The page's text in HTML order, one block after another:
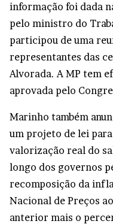
informação foi dada
pelo ministro do
participou de uma
representantes das
Alvorada. A MP tem
aprovada pelo
Marinho também
um projeto de lei
valorização real do
longo dos governos
recomposição da
Nacional de Preços
anterior mais o